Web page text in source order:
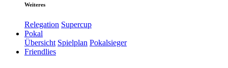
Weiteres
Relegation Supercup
Pokal
Übersicht Spielplan Pokalsieger
Friendlies